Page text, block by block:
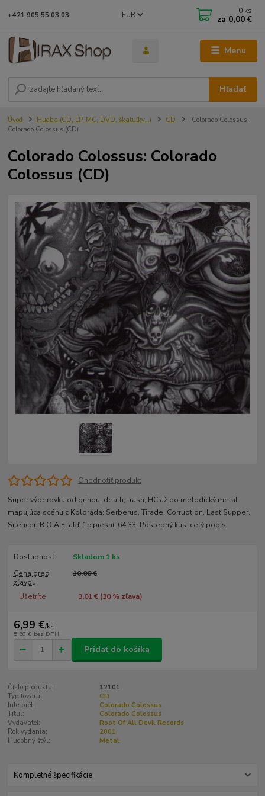
Menu
EUR
Hľadať
+421 905 55 03 03 0 ks
za 0,00 €
Úvod Hudba (CD, LP, MC, DVD, škatuľky...) CD
Colorado Colossus:
Colorado Colossus (CD)
Colorado Colossus: Colorado
Colossus (CD)
Ohodnotiť produkt
Super výberovka od grindu, death, trash, HC až po melodický metal
mapujúca scénu z Koloráda: Serberus, Tirade, Corruption, Last Supper,
Silencer, R.O.A.E. atď. 15 piesní. 64:33. Posledný kus. celý popis
Dostupnosť
Skladom 1 ks
Cena pred
zľavou
10,00 €
Ušetríte 3,01 € (30% zľava)
6,99 €/ks
5,68 € bez DPH
Pridať do košíka
Číslo produktu:
12101
Typ tovaru:
CD
Interprét:
Colorado Colossus
Titul:
Colorado Colossus
Vydavateľ:
Root Of All Devil Records
Rok vydania:
2001
Hudobný štýl:
Metal
Kompletné špecifikácie